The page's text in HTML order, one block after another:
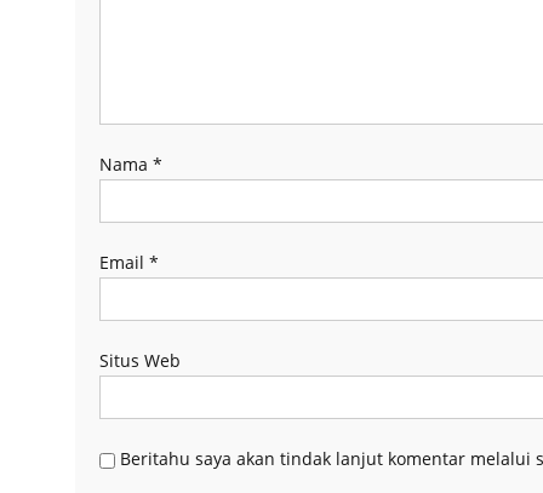
Nama *
Email *
Situs Web
Beritahu saya akan tindak lanjut komentar melalui